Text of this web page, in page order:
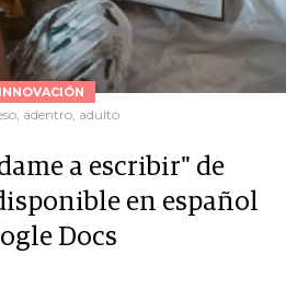
INNOVACIÓN
adentro, adulto
a escribir" de
en español
Docs